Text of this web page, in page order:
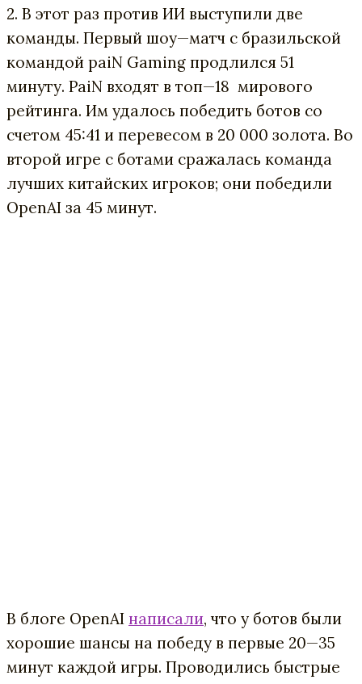
2. В этот раз против ИИ выступили две
команды. Первый шоу—матч с бразильской
командой paiN Gaming продлился 51
минуту. PaiN входят в топ—18 мирового
рейтинга. Им удалось победить ботов со
счетом 45:41 и перевесом в 20 000 золота. Во
второй игре с ботами сражалась команда
лучших китайских игроков; они победили
OpenAI за 45 минут.
В блоге OpenAI написали,что у ботов были
хорошие шансы на победу в первые 20—35
минут каждой игры. Проводились быстрые